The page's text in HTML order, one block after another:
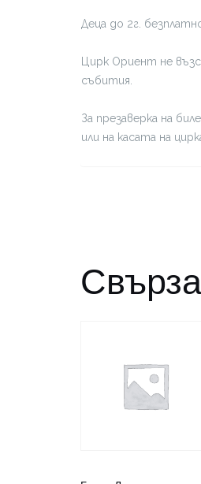
Деца до 2г.
Цирк Ориент не
събития.
За презаверка на
или на касата на